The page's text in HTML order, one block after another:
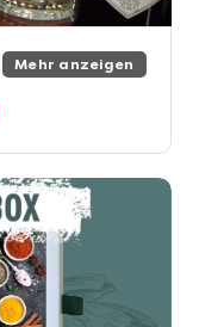
Mehr anzeigen